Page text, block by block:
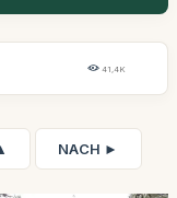
41,4K
NACH ►